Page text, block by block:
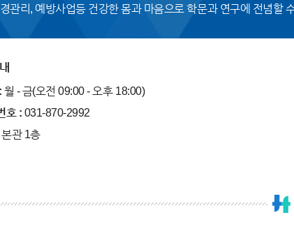
관리, 예방사업등 건강한 몸과 마음으로 학문과 연구에 전념할
월 - 금(오전 09:00 - 오후 18:00)
호 : 031-870-2992
본관 1층